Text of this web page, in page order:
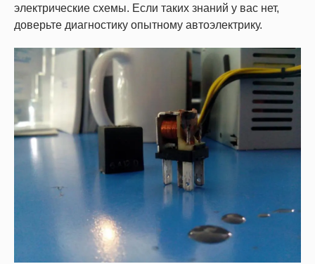
электрические схемы. Если таких знаний у вас нет,
доверьте диагностику опытному автоэлектрику.